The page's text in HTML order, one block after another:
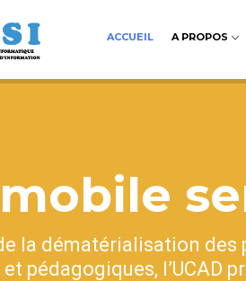
ACCUEIL A PROPOS
la dématérialisation des
pédagogiques, l’UCAD